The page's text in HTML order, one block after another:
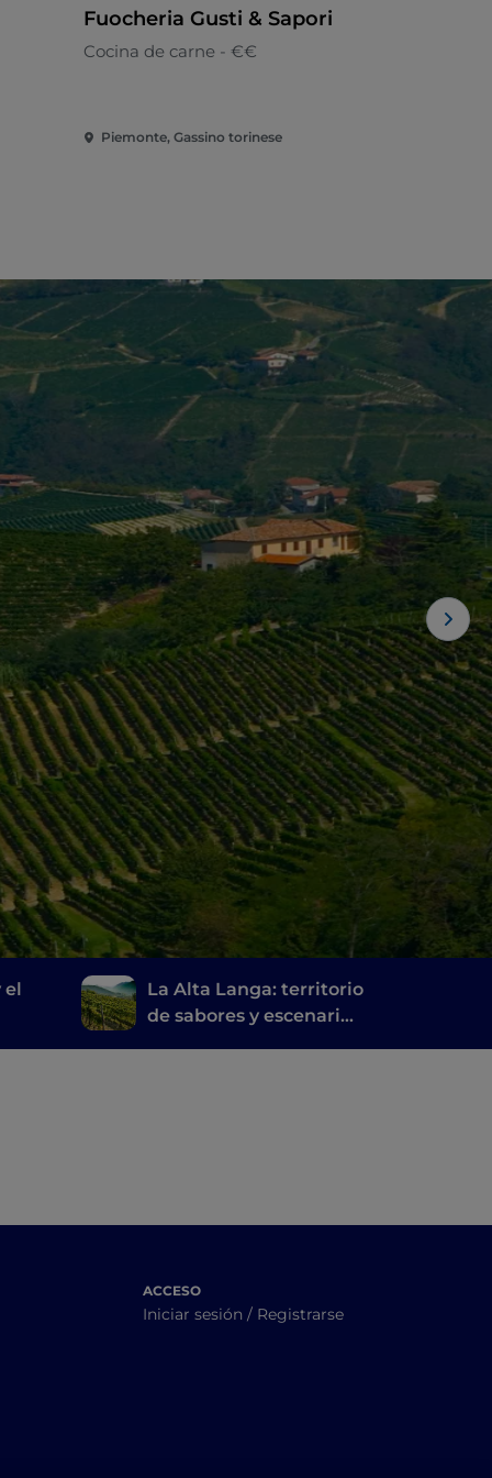
Fuocheria Gusti & Sapori
Cocina de carne - €€
Piemonte, Gassino torinese
La Alta Langa: territorio
de sabores y escenarios
ACCESO
Iniciar sesión / Registrarse